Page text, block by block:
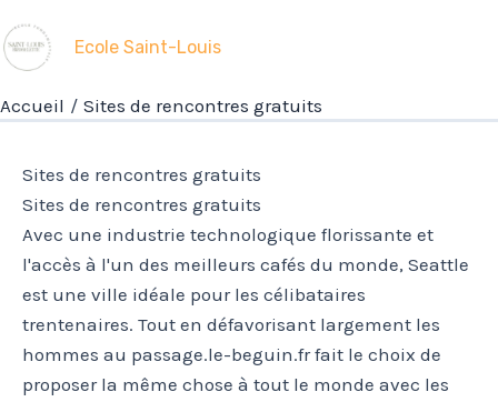
au
contenu
Ecole Saint-Louis
Accueil Sites de rencontres gratuits
Sites de rencontres gratuits
Sites de rencontres gratuits
Avec une industrie technologique florissante et
l'accès à l'un des meilleurs cafés du monde, Seattle
est une ville idéale pour les célibataires
trentenaires. Tout en défavorisant largement les
hommes au passage.le-beguin.fr fait le choix de
proposer la même chose à tout le monde avec les